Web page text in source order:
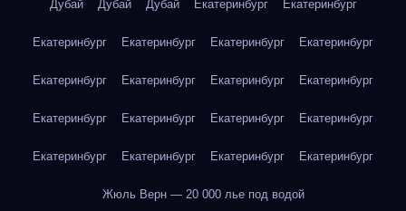
Дубай Дубай Дубай Екатеринбург Екатеринбург
Екатеринбург Екатеринбург Екатеринбург Екатеринбург
Екатеринбург Екатеринбург Екатеринбург Екатеринбург
Екатеринбург Екатеринбург Екатеринбург Екатеринбург
Екатеринбург Екатеринбург Екатеринбург Екатеринбург
Жюль Верн — 20 000 лье под водой